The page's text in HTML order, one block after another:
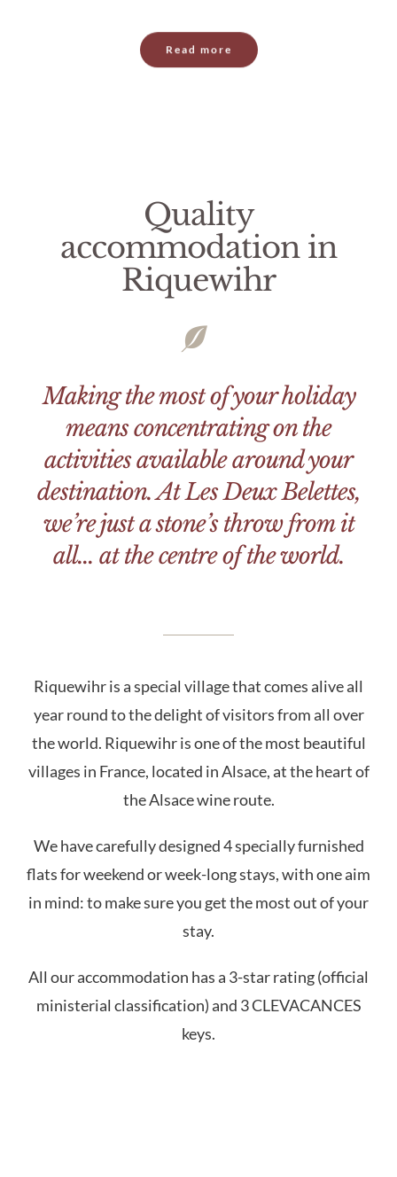
Read more
Quality
accommodation in
Riquewihr
Making the most of your holiday
means concentrating on the
activities available around your
destination. At Les Deux Belettes,
we’re just a stone’s throw from it
all… at the centre of the world.
Riquewihr is a special village that comes alive all
year round to the delight of visitors from all over
the world. Riquewihr is one of the most beautiful
villages in France, located in Alsace, at the heart of
the Alsace wine route.
We have carefully designed 4 specially furnished
flats for weekend or week-long stays, with one aim
in mind: to make sure you get the most out of your
stay.
All our accommodation has a 3-star rating (official
ministerial classification) and 3 CLEVACANCES
keys.